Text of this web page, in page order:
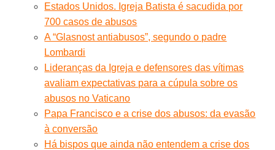
Estados Unidos. Igreja Batista é sacudida por
700 casos de abusos
A “Glasnost antiabusos”, segundo o padre
Lombardi
Lideranças da Igreja e defensores das vítimas
avaliam expectativas para a cúpula sobre os
abusos no Vaticano
Papa Francisco e a crise dos abusos: da evasão
à conversão
Há bispos que ainda não entendem a crise dos